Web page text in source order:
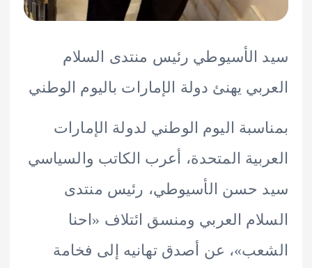
الأسيوطي رئيس منتدى السلام
يهنئ دولة الإمارات باليوم الوطني
اليوم الوطني لدولة الإمارات
المتحدة، أعرب الكاتب والسياسي
حسن الأسيوطي، رئيس منتدى
العربي ومنسق ائتلاف «احنا
عن أصدق تهانيه إلى فخامة